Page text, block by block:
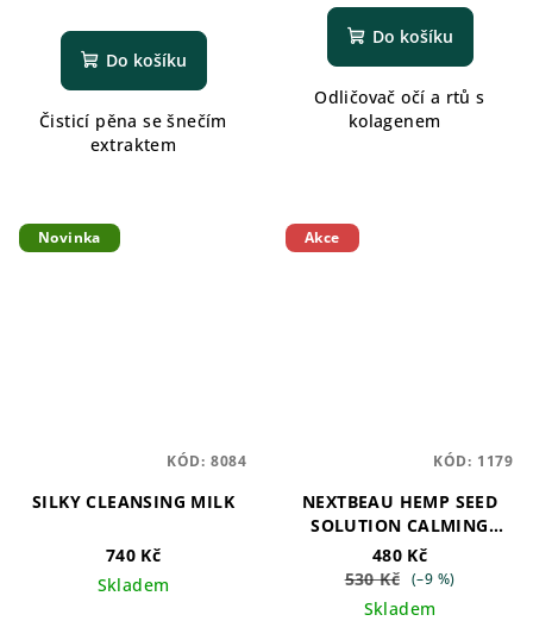
Do košíku
Čisticí pěna se šnečím
extraktem
Do košíku
Odličovač očí a rtů s
kolagenem
Novinka
SILKY CLEANSING MILK
740 Kč
Skladem
KÓD: 8084
Akce
NEXTBEAU HEMP SEED
SOLUTION CALMING
CLEANSING WATER
480 Kč
530 Kč (–9 %)
Skladem
KÓD: 1179